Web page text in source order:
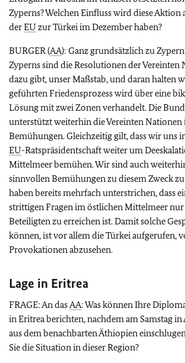
Zyperns? Welchen Einfluss wird diese Aktion
derEU zur Türkei im Dezember haben?
BURGER (AA): Ganz grundsätzlich zu
Zyperns sind die Resolutionen der Vereinten
dazu gibt, unser Maßstab, und daran halten
geführten Friedensprozess wird über eine
Lösung mit zwei Zonen verhandelt. Die
unterstützt weiterhin die Vereinten Nationen
Bemühungen. Gleichzeitig gilt, dass wir uns
EU-Ratspräsidentschaft weiter um
Mittelmeer bemühen. Wir sind auch
sinnvollen Bemühungen zu diesem Zweck
haben bereits mehrfach unterstrichen, dass
strittigen Fragen im östlichen Mittelmeer
Beteiligten zu erreichen ist. Damit solche
können, ist vor allem die Türkei aufgerufen,
Provokationen abzusehen.
Lage in Eritrea
FRAGE: An dasAA: Was können Ihre
in Eritrea berichten, nachdem am Samstag in
aus dem benachbarten Äthiopien
Sie die Situation in dieser Region?